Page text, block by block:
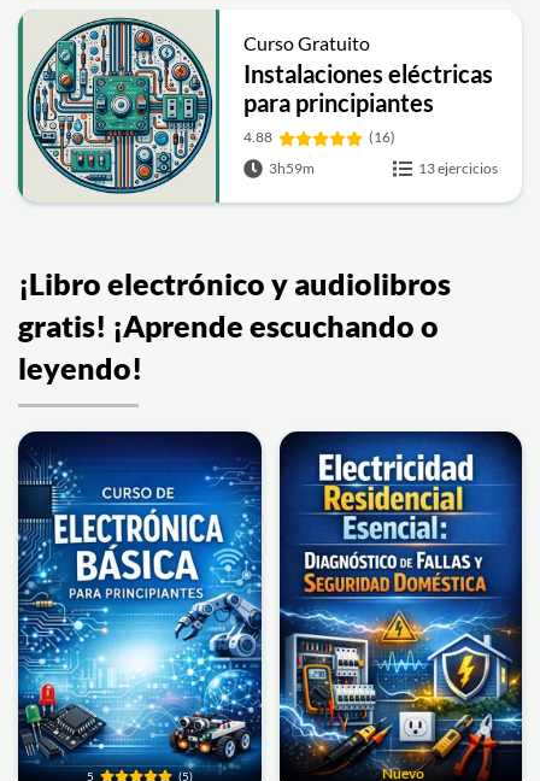
Curso Gratuito
Instalaciones eléctricas
para principiantes
4.88
(16)
3h59m
13 ejercicios
¡Libro electrónico y audiolibros
gratis! ¡Aprende escuchando o
leyendo!
5 (5) Nuevo